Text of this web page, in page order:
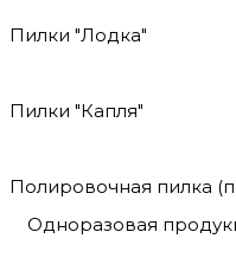
Пилки "Лодка"
Пилки "Капля"
Полировочная пилка
Одноразовая